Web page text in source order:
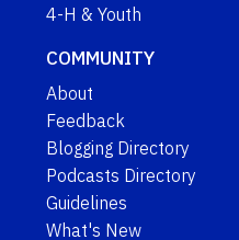
4-H & Youth
COMMUNITY
About
Feedback
Blogging Directory
Podcasts Directory
Guidelines
What's New